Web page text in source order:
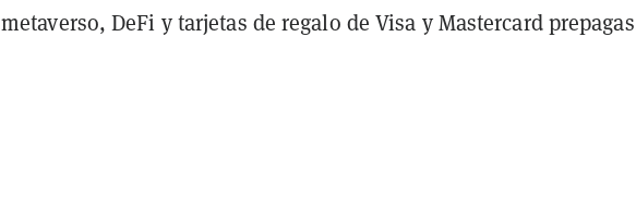
metaverso, DeFi y tarjetas de regalo de Visa y Mastercard